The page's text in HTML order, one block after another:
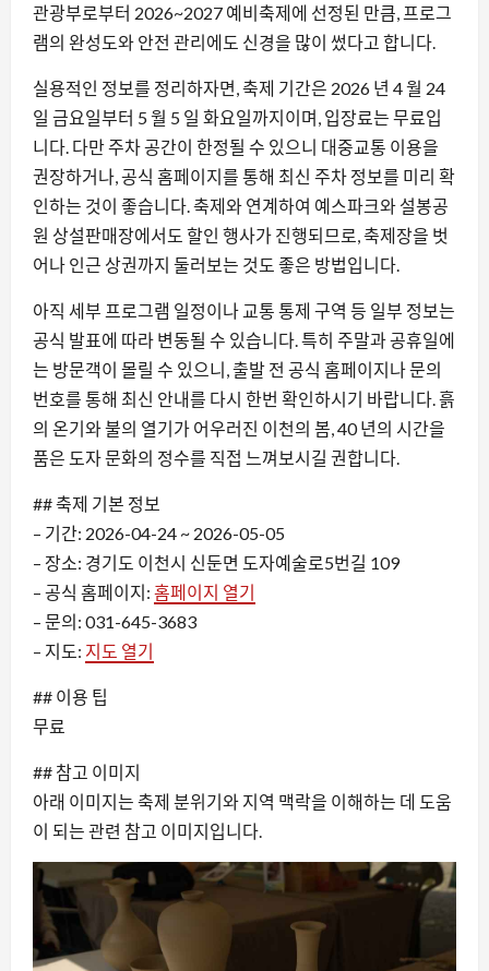
관광부로부터 2026~2027 예비축제에 선정된 만큼, 프로그
램의 완성도와 안전 관리에도 신경을 많이 썼다고 합니다.
실용적인 정보를 정리하자면, 축제 기간은 2026 년 4 월 24
일 금요일부터 5 월 5 일 화요일까지이며, 입장료는 무료입
니다. 다만 주차 공간이 한정될 수 있으니 대중교통 이용을
권장하거나, 공식 홈페이지를 통해 최신 주차 정보를 미리 확
인하는 것이 좋습니다. 축제와 연계하여 예스파크와 설봉공
원 상설판매장에서도 할인 행사가 진행되므로, 축제장을 벗
어나 인근 상권까지 둘러보는 것도 좋은 방법입니다.
아직 세부 프로그램 일정이나 교통 통제 구역 등 일부 정보는
공식 발표에 따라 변동될 수 있습니다. 특히 주말과 공휴일에
는 방문객이 몰릴 수 있으니, 출발 전 공식 홈페이지나 문의
번호를 통해 최신 안내를 다시 한번 확인하시기 바랍니다. 흙
의 온기와 불의 열기가 어우러진 이천의 봄, 40 년의 시간을
품은 도자 문화의 정수를 직접 느껴보시길 권합니다.
## 축제 기본 정보
– 기간: 2026-04-24 ~ 2026-05-05
– 장소: 경기도 이천시 신둔면 도자예술로5번길 109
– 공식 홈페이지: 홈페이지 열기
– 문의: 031-645-3683
– 지도: 지도 열기
## 이용 팁
무료
## 참고 이미지
아래 이미지는 축제 분위기와 지역 맥락을 이해하는 데 도움
이 되는 관련 참고 이미지입니다.